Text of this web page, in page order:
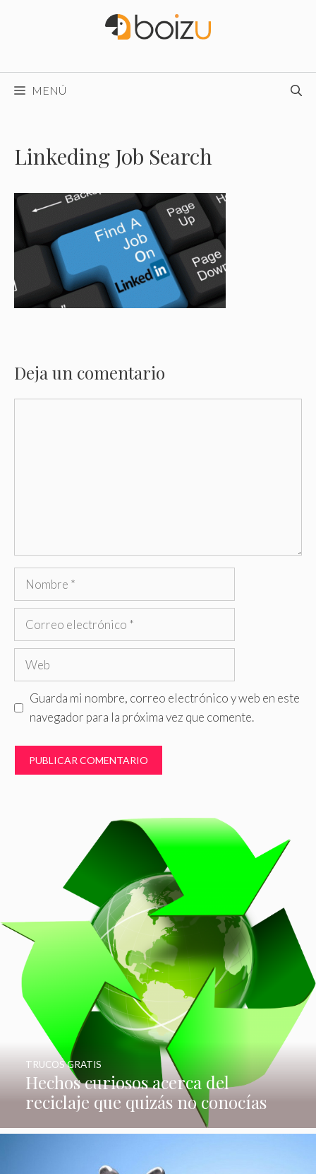
MENÚ
Linkeding Job Search
Deja un comentario
Nombre
Correo
Web
Guarda mi nombre, correo electrónico y web en este
navegador para la próxima vez que comente.
Hechos curiosos acerca del
reciclaje que quizás no conocías
TRUCOS GRATIS